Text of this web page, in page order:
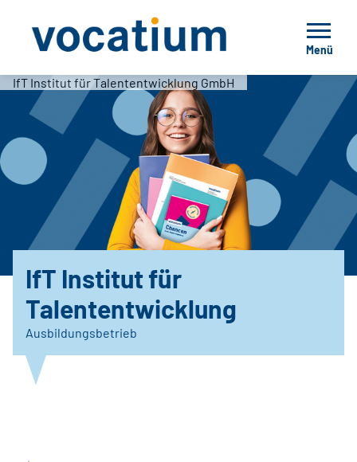
Menü
IfT Institut für Talententwicklung GmbH
IfT Institut für
Talententwicklung
Ausbildungsbetrieb